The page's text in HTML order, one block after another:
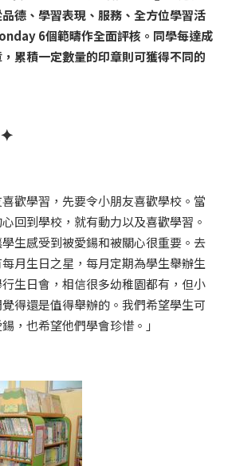
德、學習表現、服務、全方位學習活
6個範疇作全面評核。同學每達成
累積一定數量的印章則可獲得不同的
歡學習，先要令小朋友喜歡學校。當
回到學校，就有動力以及喜歡學習。
生感受到被愛鍚和被關心很重要。去
月生日之星，每月定期為學生舉辦生
生日會，相信很多幼稚園都有，但小
得還是值得舉辦的。我們希望學生可
，也希望他們學會珍惜。」